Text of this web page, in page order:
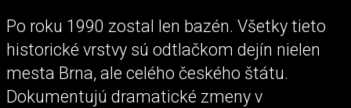
Po roku 1990 zostal len bazén. Všetky tieto
historické vrstvy sú odtlačkom dejín nielen
mesta Brna, ale celého českého štátu.
Dokumentujú dramatické zmeny v